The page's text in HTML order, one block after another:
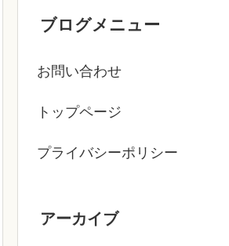
ブログメニュー
お問い合わせ
トップページ
プライバシーポリシー
アーカイブ